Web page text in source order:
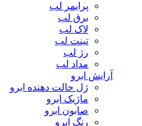
پرایمر لب
برق لب
لاک لب
تینت لب
رژ لب
مداد لب
آرایش ابرو
ژل حالت دهنده ابرو
ماژیک ابرو
صابون ابرو
رنگ ابرو